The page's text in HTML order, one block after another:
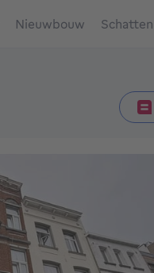
Nieuwbouw Schatten